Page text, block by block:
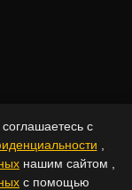
публичной
с
нашим сайтом ,
с помощью